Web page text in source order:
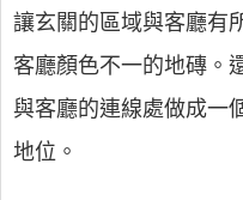
讓玄關的區域與客廳有
客廳顏色不一的地磚。
與客廳的連線處做成一
地位。